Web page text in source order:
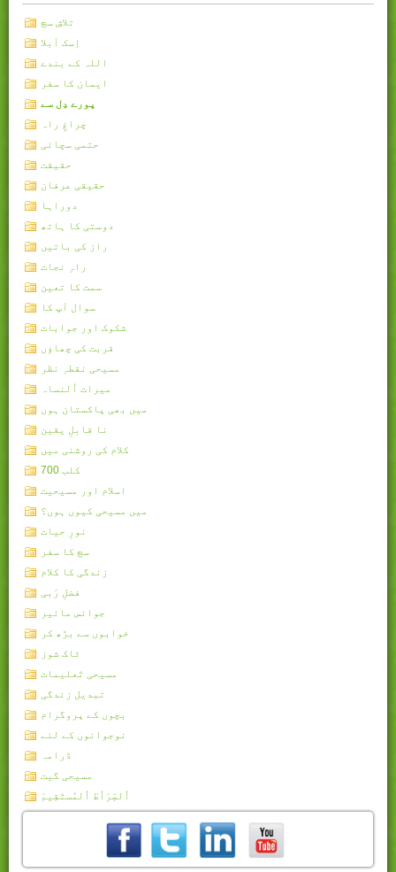
تلاشِ سچ
اِسک آبلا
اللہ کے بندے
ایمان کا سفر
پورے دِل سے
چراغِ راہ
حتمی سچائی
حقیقت
حقیقی عرفان
دوراہا
دوستی کا ہاتھ
راز کی باتیں
راہِ نجات
سمت کا تعین
سوال آپ کا
شکوک اور جوابات
قربت کی چھاؤں
مسیحی نقطہِ نظر
میرات اُلنساہ
میں بھی پاکستان ہوں
نا قابلِ یقین
کلام کی روشنی میں
کلب 700
اسلام اور مسیحیت
میں مسیحی کیوں ہوں؟
نورِ حیات
سچ کا سفر
زندگی کا کلام
فضلِ رَبی
جوائس مائیر
خوابوں سے بڑھ کر
ٹاک شوز
مسیحی تَعلیمات
تبدیل زندگی
بچوں کے پروگرام
نوجوانوں کے لئے
ڈرامہ
مسیحی گیت
اُلصِّرَٲطَ اُلمُستَقِيمَ